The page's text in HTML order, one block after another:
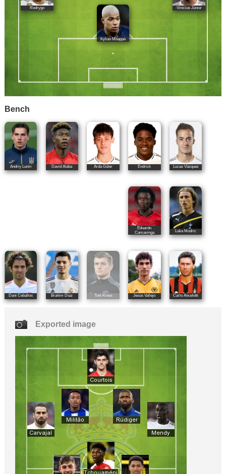
Vinícius Júnior
Rodrygo
Kylian Mbappé
Bench
Andriy Lunin David Alaba Arda Güler Endrick Lucas Vázquez
Eduardo
Camavinga
Luka Modric
Dani Ceballos Brahim Díaz Toni Kroos Jesús Vallejo Carlo Ancelotti
Exported image